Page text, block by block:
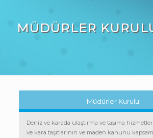
MÜDÜRLER
Müdürler Kurulu
Deniz ve karada ulaştırma ve taşıma
ve kara taşıtlarının ve maden kanunu